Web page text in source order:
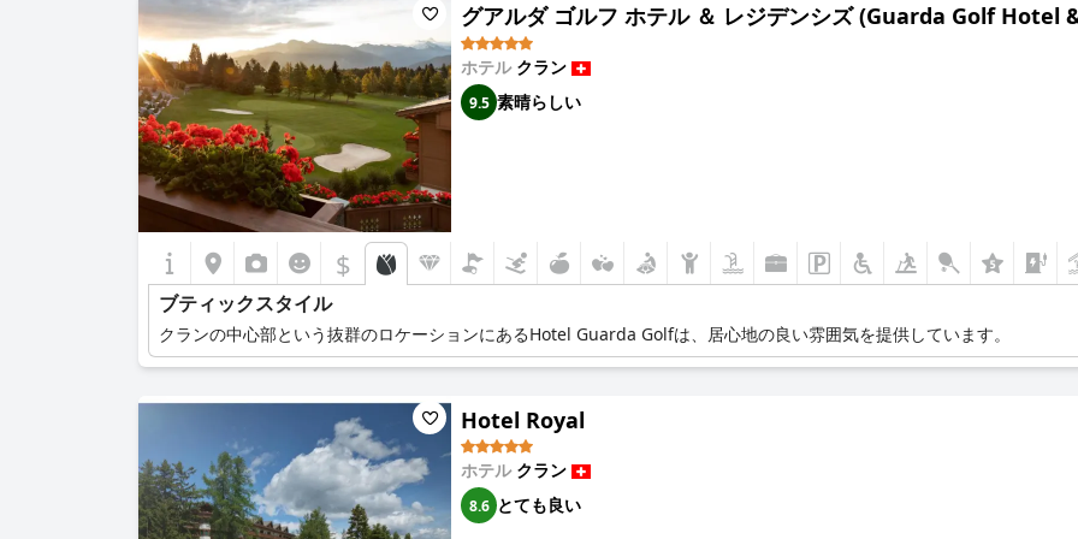
グアルダ ゴルフ ホテル ＆ レジデンシズ (Guarda Golf Hotel
ホテル クラン
9.5 素晴らしい
$
ブティックスタイル
クランの中心部という抜群のロケーションにあるHotel Guarda Golfは、居心地の良い雰囲気を提供しています。
Hotel Royal
ホテル クラン
8.6 とても良い